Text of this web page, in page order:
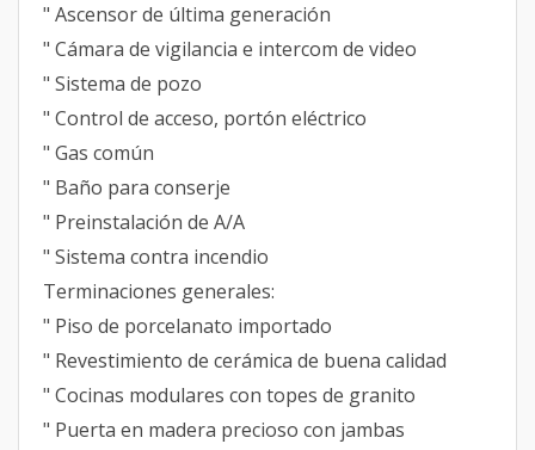
" Ascensor de última generación
" Cámara de vigilancia e intercom de video
" Sistema de pozo
" Control de acceso, portón eléctrico
" Gas común
" Baño para conserje
" Preinstalación de A/A
" Sistema contra incendio
Terminaciones generales:
" Piso de porcelanato importado
" Revestimiento de cerámica de buena calidad
" Cocinas modulares con topes de granito
" Puerta en madera precioso con jambas